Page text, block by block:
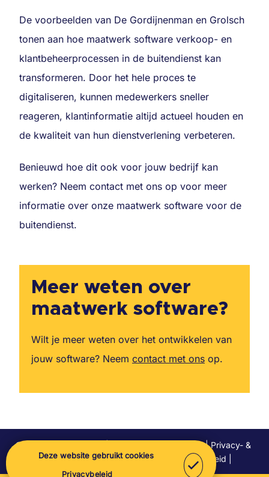
De voorbeelden van De Gordijnenman en Grolsch
tonen aan hoe maatwerk software verkoop- en
klantbeheerprocessen in de buitendienst kan
transformeren. Door het hele proces te
digitaliseren, kunnen medewerkers sneller
reageren, klantinformatie altijd actueel houden en
de kwaliteit van hun dienstverlening verbeteren.
Benieuwd hoe dit ook voor jouw bedrijf kan
werken? Neem contact met ons op voor meer
informatie over onze maatwerk software voor de
buitendienst.
Meer weten over
maatwerk software?
Wilt je meer weten over het ontwikkelen van
jouw software? Neem contact met ons op.
© Let's Develop 2026 | Juridische documenten|Privacy- &
cookieverklaring|Responsible disclosure beleid
Nieuwsbrief
Deze website gebruikt cookies
Privacybeleid